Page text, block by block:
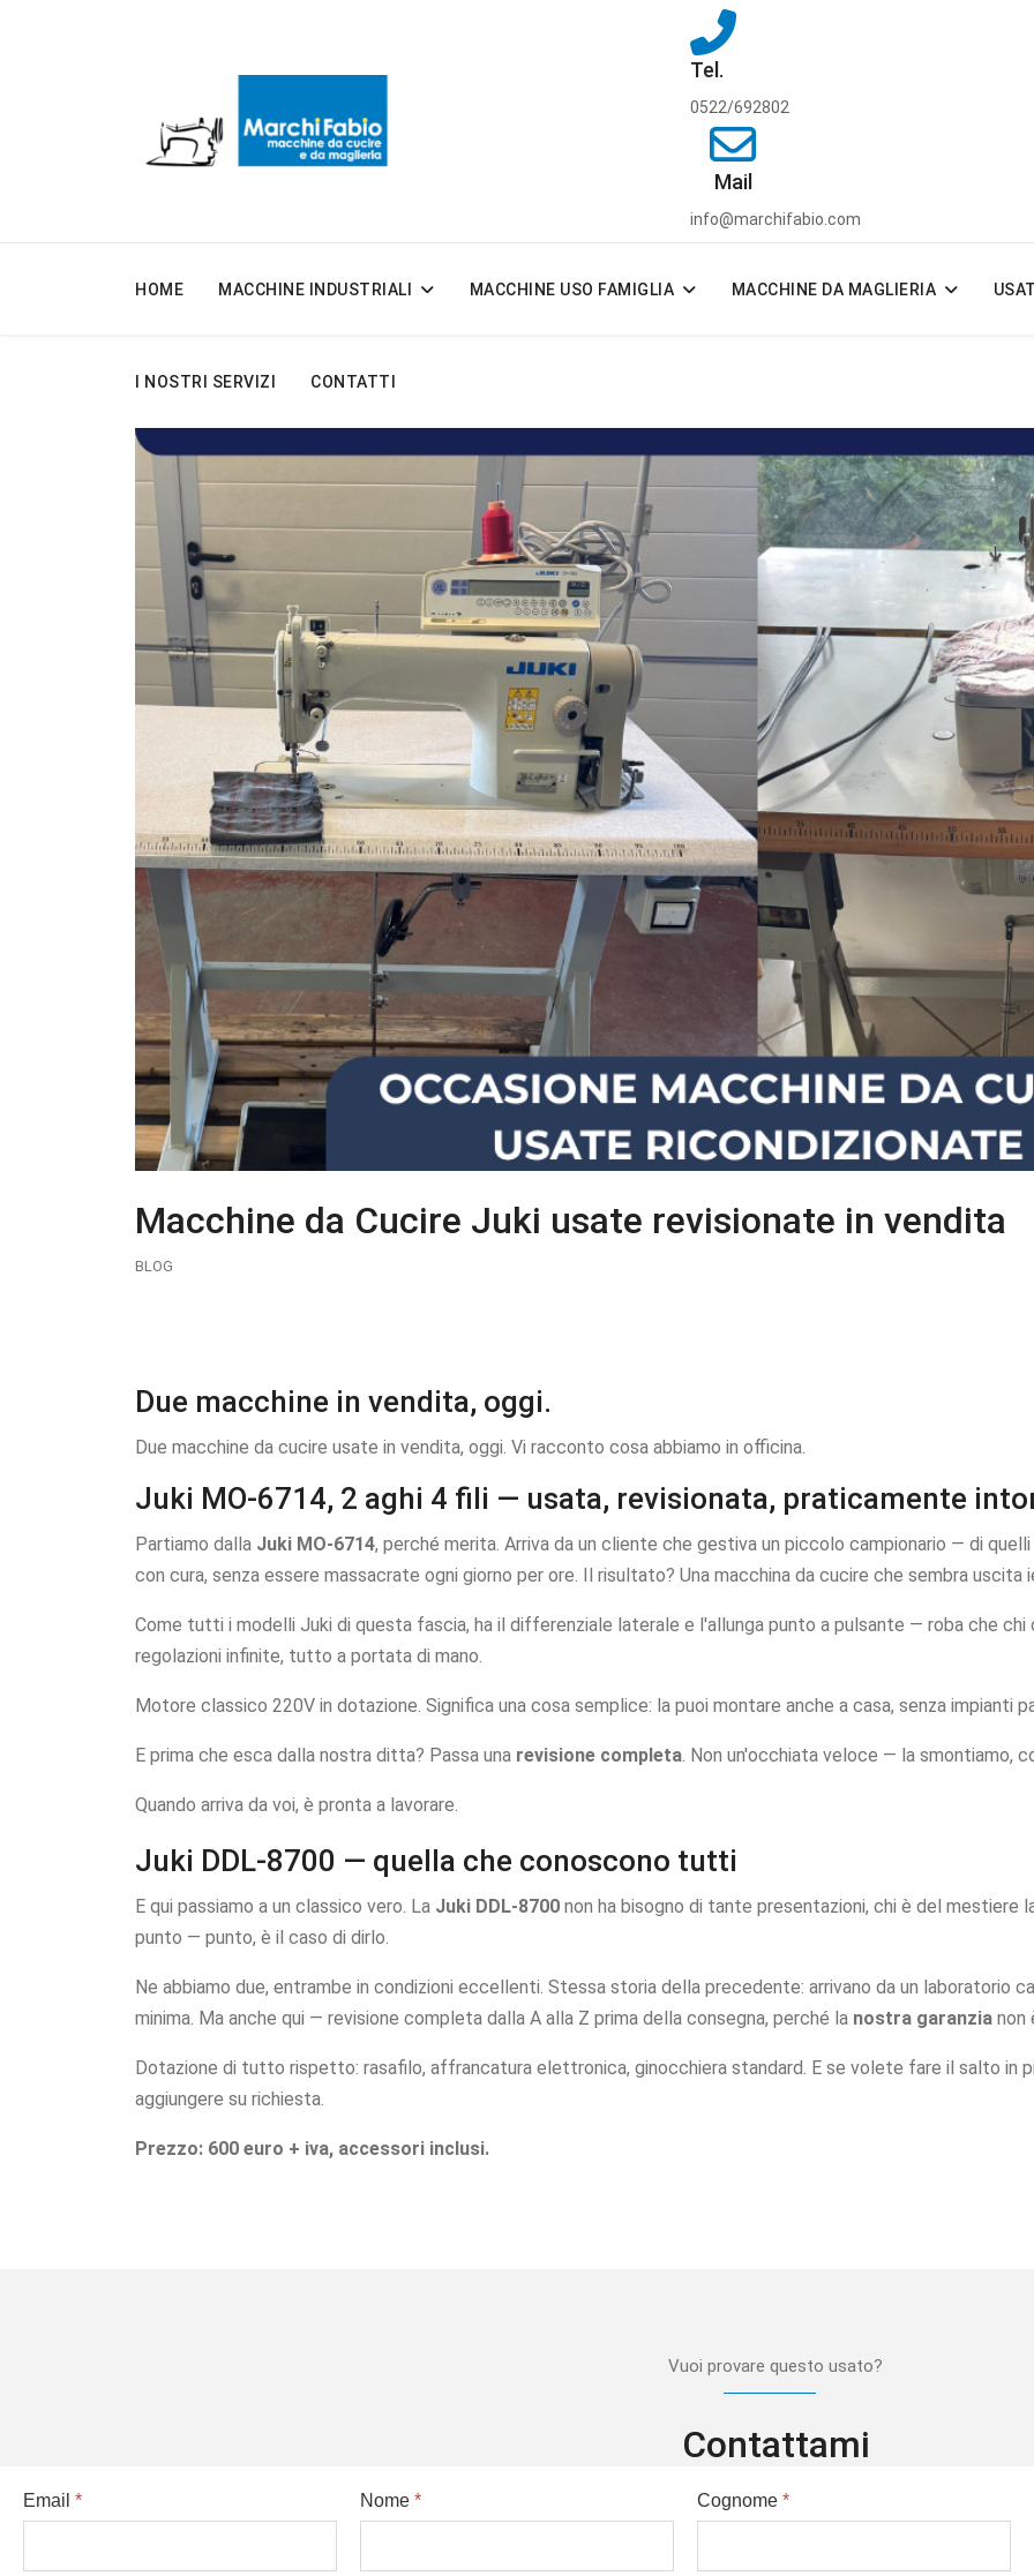
Tel.
0522/692802
Mail
info@marchifabio.com
HOME MACCHINE INDUSTRIALI MACCHINE USO FAMIGLIA MACCHINE DA MAGLIERIA
I NOSTRI SERVIZI CONTATTI
Macchine da Cucire Juki usate revisionate in vendita
BLOG
Due macchine in vendita, oggi.
Due macchine da cucire usate in vendita, oggi. Vi racconto cosa abbiamo in officina.
Juki MO-6714, 2 aghi 4 fili — usata, revisionata, praticamente
Partiamo dalla Juki MO-6714, perché merita. Arriva da un cliente che gestiva un piccolo campionario — di
con cura, senza essere massacrate ogni giorno per ore. Il risultato? Una macchina da cucire che sembra uscita
Come tutti i modelli Juki di questa fascia, ha il differenziale laterale e l'allunga punto a pulsante — roba che chi
regolazioni infinite, tutto a portata di mano.
Motore classico 220V in dotazione. Significa una cosa semplice: la puoi montare anche a casa, senza impianti
E prima che esca dalla nostra ditta? Passa una revisione completa . Non un'occhiata veloce — la smontiamo,
Quando arriva da voi, è pronta a lavorare.
Juki DDL-8700 — quella che conoscono tutti
E qui passiamo a un classico vero. La Juki DDL-8700 non ha bisogno di tante presentazioni, chi è del mestiere
punto — punto, è il caso di dirlo.
Ne abbiamo due, entrambe in condizioni eccellenti. Stessa storia della precedente: arrivano da un laboratorio
minima. Ma anche qui — revisione completa dalla A alla Z prima della consegna, perché la nostra garanzia non
Dotazione di tutto rispetto: rasafilo, affrancatura elettronica, ginocchiera standard. E se volete fare il salto in
aggiungere su richiesta.
Prezzo: 600 euro + iva, accessori inclusi.
Vuoi provare questo usato?
Contattami
Email * Nome * Cognome *